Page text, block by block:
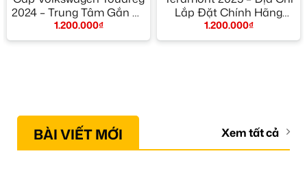
2024 – Trung Tâm Gắn Uy
Tín TPHCM
1.200.000₫
Lắp Đặt Chính Hãng
TPHCM
1.200.000₫
BÀI VIẾT MỚI Xem tất cả